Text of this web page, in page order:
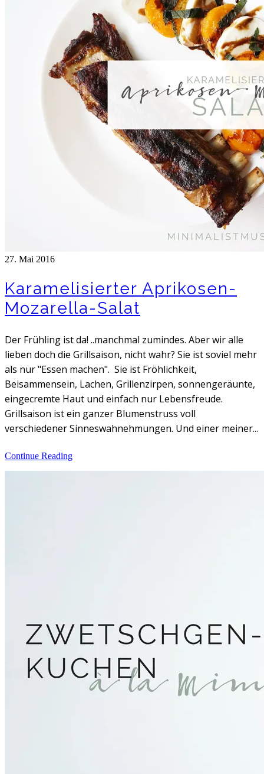
27. Mai 2016
Karamelisierter Aprikosen-
Mozarella-Salat
Der Frühling ist da! ..manchmal zumindes. Aber wir alle
lieben doch die Grillsaison, nicht wahr? Sie ist soviel mehr
als nur "Essen machen". Sie ist Fröhlichkeit,
Beisammensein, Lachen, Grillenzirpen, sonnengeräunte,
eingecremte Haut und einfach nur Lebensfreude.
Grillsaison ist ein ganzer Blumenstruss voll
verschiedener Sinneswahnehmungen. Und einer meiner...
Continue Reading